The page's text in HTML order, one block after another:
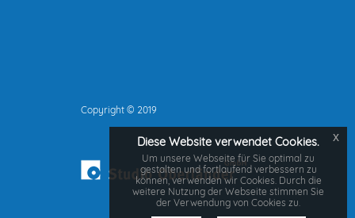
Copyright © 2019
Diese Website verwendet Cookies.
Um unsere Webseite für Sie optimal zu
gestalten und fortlaufend verbessern zu
können, verwenden wir Cookies. Durch die
weitere Nutzung der Webseite stimmen Sie
der Verwendung von Cookies zu.
x